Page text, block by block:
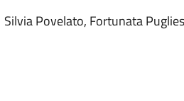
Povelato, Fortunata